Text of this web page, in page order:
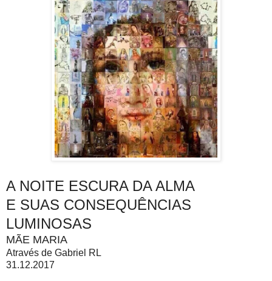
A NOITE ESCURA DA ALMA
E SUAS CONSEQUÊNCIAS
LUMINOSAS
MÃE MARIA
Através de Gabriel RL
31.12.2017